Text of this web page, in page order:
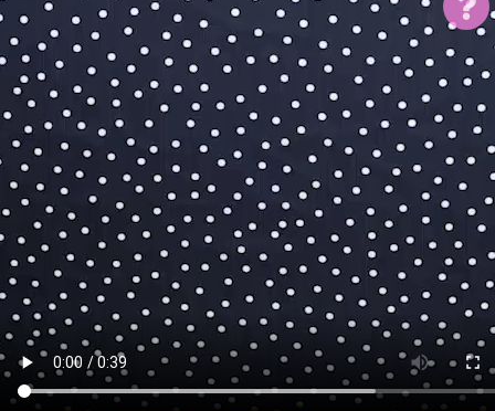
Артикул:012302 | Место: A